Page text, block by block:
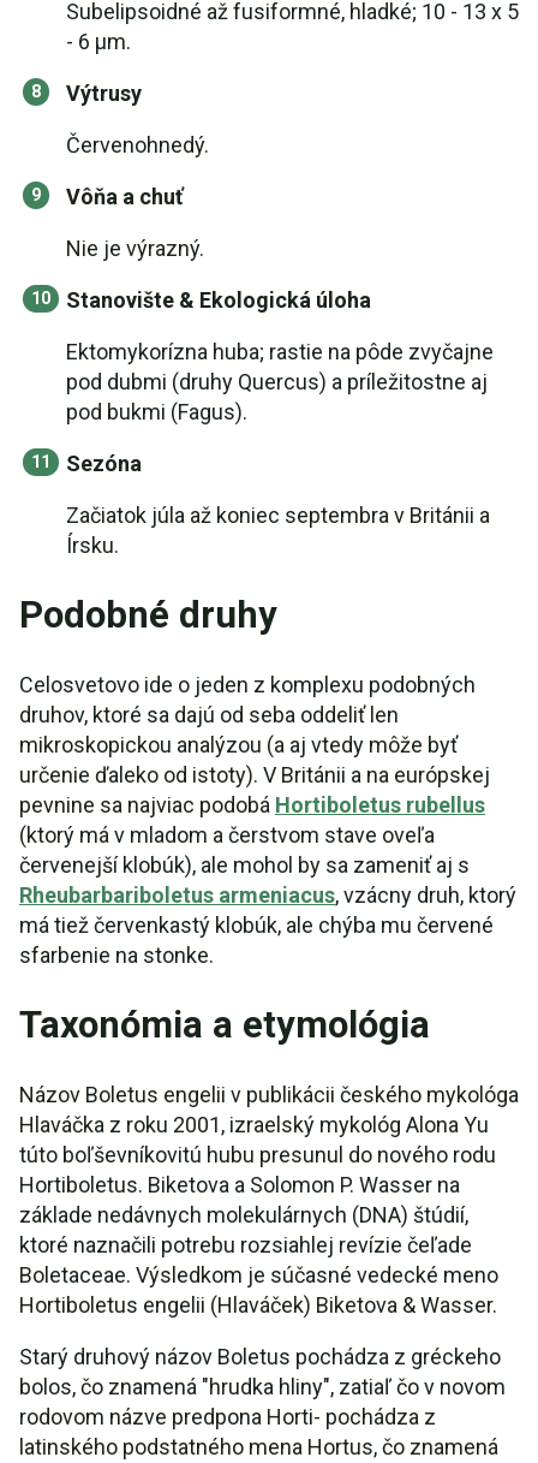
Subelipsoidné až fusiformné, hladké; 10 - 13 x 5
- 6 µm.
Výtrusy
Červenohnedý.
Vôňa a chuť
Nie je výrazný.
Stanovište & Ekologická úloha
Ektomykorízna huba; rastie na pôde zvyčajne
pod dubmi (druhy Quercus) a príležitostne aj
pod bukmi (Fagus).
Sezóna
Začiatok júla až koniec septembra v Británii a
Írsku.
Podobné druhy
Celosvetovo ide o jeden z komplexu podobných
druhov, ktoré sa dajú od seba oddeliť len
mikroskopickou analýzou (a aj vtedy môže byť
určenie ďaleko od istoty). V Británii a na európskej
pevnine sa najviac podobá Hortiboletus rubellus
(ktorý má v mladom a čerstvom stave oveľa
červenejší klobúk), ale mohol by sa zameniť aj s
Rheubarbariboletus armeniacus, vzácny druh, ktorý
má tiež červenkastý klobúk, ale chýba mu červené
sfarbenie na stonke.
Taxonómia a etymológia
Názov Boletus engelii v publikácii českého mykológa
Hlaváčka z roku 2001, izraelský mykológ Alona Yu
túto boľševníkovitú hubu presunul do nového rodu
Hortiboletus. Biketova a Solomon P. Wasser na
základe nedávnych molekulárnych (DNA) štúdií,
ktoré naznačili potrebu rozsiahlej revízie čeľade
Boletaceae. Výsledkom je súčasné vedecké meno
Hortiboletus engelii (Hlaváček) Biketova & Wasser.
Starý druhový názov Boletus pochádza z gréckeho
bolos, čo znamená "hrudka hliny", zatiaľ čo v novom
rodovom názve predpona Horti- pochádza z
latinského podstatného mena Hortus, čo znamená